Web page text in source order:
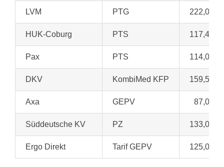
LVM PTG 222,00 €
HUK-Coburg PTS 117,49 €
Pax PTS 114,07 €
DKV KombiMed KFP 159,57 €
Axa GEPV 87,00 €
Süddeutsche KV PZ 133,00 €
Ergo Direkt Tarif GEPV 125,00 €